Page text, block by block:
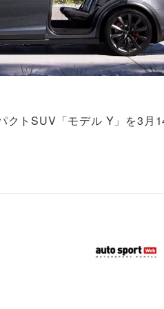
クトSUV「モデル Y」を3月